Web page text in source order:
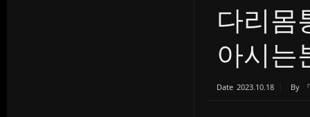
다리
아시는
Date 2023.10.18 By